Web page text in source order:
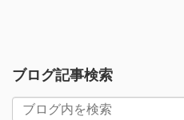
ブログ記事検索